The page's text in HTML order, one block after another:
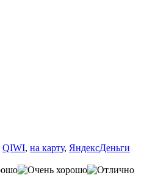
QIWI, на карту, ЯндексДеньги